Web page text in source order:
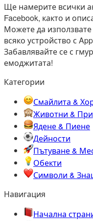
Ще намерите всички
Facebook, както и
Можете да
всяко устройство с
Забавлявайте се с
емоджитата!
Категории
Смайлита &
Животни &
Ядене & Пиене
Дейности
Пътуване &
Обекти
Символи &
Навигация
Начална